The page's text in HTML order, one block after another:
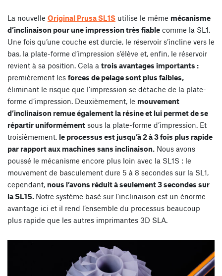
La nouvelle Original Prusa SL1S utilise le même mécanisme
d’inclinaison pour une impression très fiable comme la SL1.
Une fois qu’une couche est durcie, le réservoir s’incline vers le
bas, la plate-forme d’impression s’élève et, enfin, le réservoir
revient à sa position. Cela a trois avantages importants :
premièrement les forces de pelage sont plus faibles,
éliminant le risque que l’impression se détache de la plate-
forme d’impression. Deuxièmement, le mouvement
d’inclinaison remue également la résine et lui permet de se
répartir uniformément sous la plate-forme d’impression. Et
troisièmement, le processus est jusqu’à 2 à 3 fois plus rapide
par rapport aux machines sans inclinaison. Nous avons
poussé le mécanisme encore plus loin avec la SL1S : le
mouvement de basculement dure 5 à 8 secondes sur la SL1,
cependant, nous l’avons réduit à seulement 3 secondes sur
la SL1S. Notre système basé sur l’inclinaison est un énorme
avantage ici et il rend l’ensemble du processus beaucoup
plus rapide que les autres imprimantes 3D SLA.